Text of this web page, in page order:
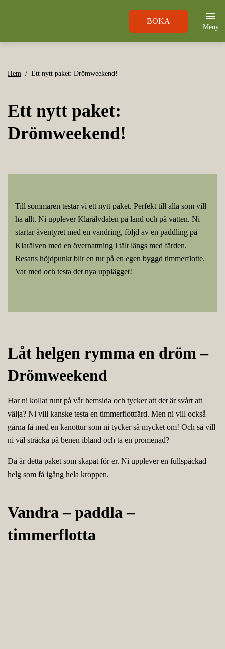
BOKA
Meny
Hem Ett nytt paket: Drömweekend!
Ett nytt paket:
Drömweekend!
Till sommaren testar vi ett nytt paket. Perfekt till alla som vill
ha allt. Ni upplever Klarälvdalen på land och på vatten. Ni
startar äventyret med en vandring, följd av en paddling på
Klarälven med en övernattning i tält längs med färden.
Resans höjdpunkt blir en tur på en egen byggd timmerflotte.
Var med och testa det nya upplägget!
Låt helgen rymma en dröm –
Drömweekend
Har ni kollat runt på vår hemsida och tycker att det är svårt att
välja? Ni vill kanske testa en timmerflottfärd. Men ni vill också
gärna få med en kanottur som ni tycker så mycket om! Och så vill
ni väl sträcka på benen ibland och ta en promenad?
Då är detta paket som skapat för er. Ni upplever en fullspäckad
helg som få igång hela kroppen.
Vandra – paddla –
timmerflotta